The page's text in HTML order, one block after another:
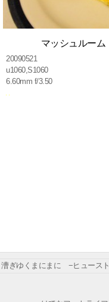
マッシュルーム
20090521
u1060,S1060
6.60mm f/3.50
漕ぎゆくまにまに −ヒュースト